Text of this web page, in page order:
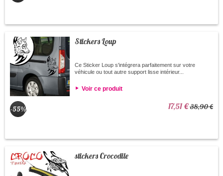
Stickers Loup
Ce Sticker Loup s'intégrera parfaitement sur votre
véhicule ou tout autre support lisse intérieur...
Voir ce produit
-55% 17,51 €38,90 €
stickers Crocodile